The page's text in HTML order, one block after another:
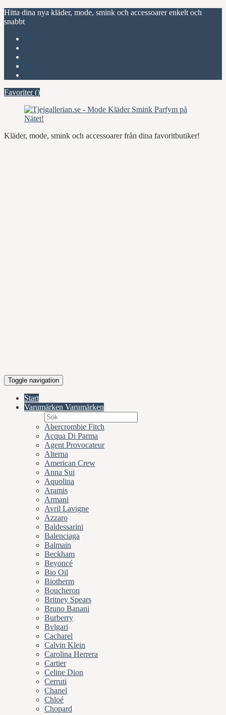
Hitta dina nya kläder, mode, smink och accessoarer enkelt och
snabbt
Favoriter ()
Kläder, mode, smink och accessoarer från dina favoritbutiker!
Toggle navigation
Start
Varumärken Varumärken
Abercrombie Fitch
Acqua Di Parma
Agent Provocateur
Alterna
American Crew
Anna Sui
Aquolina
Aramis
Armani
Avril Lavigne
Azzaro
Baldessarini
Balenciaga
Balmain
Beckham
Beyoncé
Bio Oil
Biotherm
Boucheron
Britney Spears
Bruno Banani
Burberry
Bvlgari
Cacharel
Calvin Klein
Carolina Herrera
Cartier
Celine Dion
Cerruti
Chanel
Chloé
Chopard